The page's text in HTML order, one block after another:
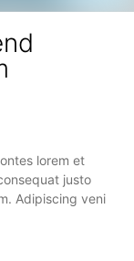
lorem et
justo
Adipiscing veni